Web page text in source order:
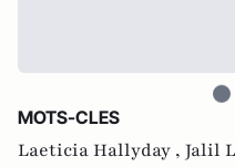
MOTS-CLES
Laeticia Hallyday , Jalil